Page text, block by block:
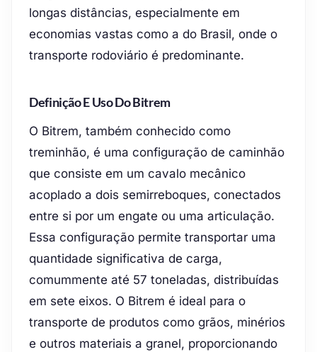
longas distâncias, especialmente em
economias vastas como a do Brasil, onde o
transporte rodoviário é predominante.
Definição E Uso Do Bitrem
O Bitrem, também conhecido como
treminhão, é uma configuração de caminhão
que consiste em um cavalo mecânico
acoplado a dois semirreboques, conectados
entre si por um engate ou uma articulação.
Essa configuração permite transportar uma
quantidade significativa de carga,
comummente até 57 toneladas, distribuídas
em sete eixos. O Bitrem é ideal para o
transporte de produtos como grãos, minérios
e outros materiais a granel, proporcionando